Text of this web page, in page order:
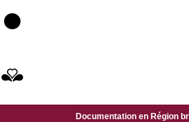
Documentation en Région